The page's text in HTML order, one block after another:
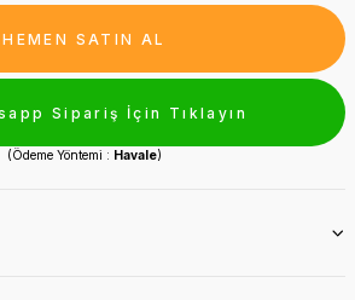
HEMEN SATIN AL
Sipariş İçin Tıklayın
(Ödeme Yöntemi : Havale)